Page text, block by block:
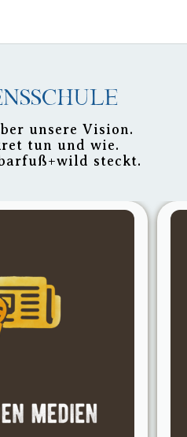
unsere Vision.
tun und wie.
steckt.